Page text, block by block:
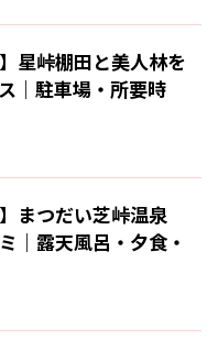
星峠棚田と美人林を
｜駐車場・所要時
まつだい芝峠温泉
｜露天風呂・夕食・